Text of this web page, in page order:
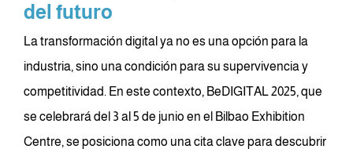
del futuro
La transformación digital ya no es una opción para la
industria, sino una condición para su supervivencia y
competitividad. En este contexto, BeDIGITAL 2025, que
se celebrará del 3 al 5 de junio en el Bilbao Exhibition
Centre, se posiciona como una cita clave para descubrir